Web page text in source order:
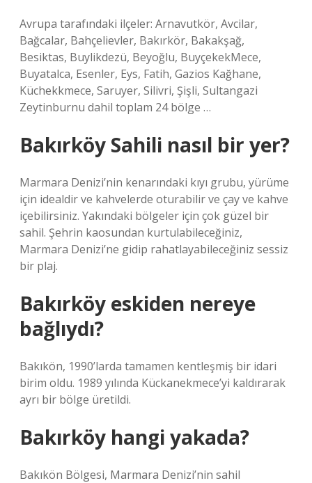
Avrupa tarafındaki ilçeler: Arnavutkör, Avcilar,
Bağcalar, Bahçelievler, Bakırkör, Bakakşağ,
Besiktas, Buylikdezü, Beyoğlu, BuyçekekMece,
Buyatalca, Esenler, Eys, Fatih, Gazios Kağhane,
Küchekkmece, Saruyer, Silivri, Şişli, Sultangazi
Zeytinburnu dahil toplam 24 bölge …
Bakırköy Sahili nasıl bir yer?
Marmara Denizi’nin kenarındaki kıyı grubu, yürüme
için idealdir ve kahvelerde oturabilir ve çay ve kahve
içebilirsiniz. Yakındaki bölgeler için çok güzel bir
sahil. Şehrin kaosundan kurtulabileceğiniz,
Marmara Denizi’ne gidip rahatlayabileceğiniz sessiz
bir plaj.
Bakırköy eskiden nereye
bağlıydı?
Bakıkön, 1990’larda tamamen kentleşmiş bir idari
birim oldu. 1989 yılında Kückanekmece’yi kaldırarak
ayrı bir bölge üretildi.
Bakırköy hangi yakada?
Bakıkön Bölgesi, Marmara Denizi’nin sahil